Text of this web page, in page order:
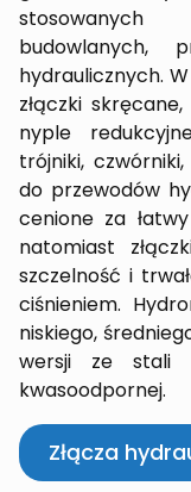
budowlanych,
hydraulicznych.
złączki
nyple
trójniki,
do przewodów
cenione za
natomiast
szczelność i
ciśnieniem.
niskiego,
wersji ze stali
kwasoodpornej.
Złącza